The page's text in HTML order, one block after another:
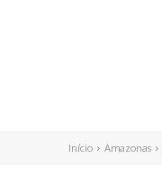
Início Amazonas